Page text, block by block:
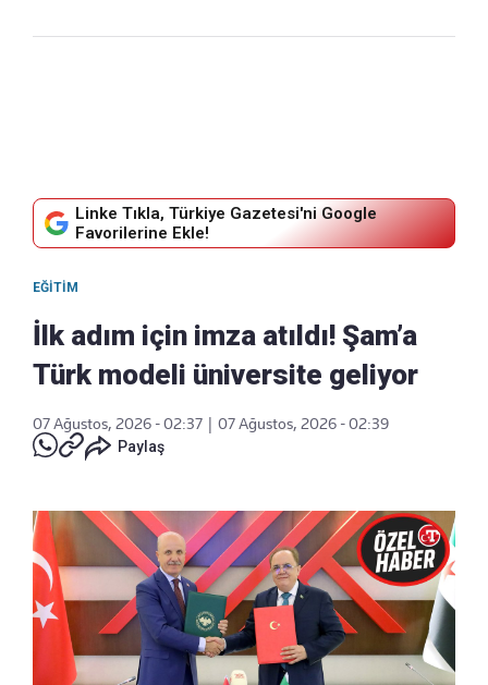
Linke Tıkla, Türkiye Gazetesi'ni Google
Favorilerine Ekle!
EĞITIM
İlk adım için imza atıldı! Şam’a
Türk modeli üniversite geliyor
07 Ağustos, 2026 - 02:37
07 Ağustos, 2026 - 02:39
Paylaş